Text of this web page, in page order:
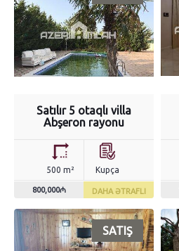
Satılır 5 otaqlı villa
Abşeron rayonu
500 m² Kupça
800,000₼ DAHA ƏTRAFLI
SATIŞ